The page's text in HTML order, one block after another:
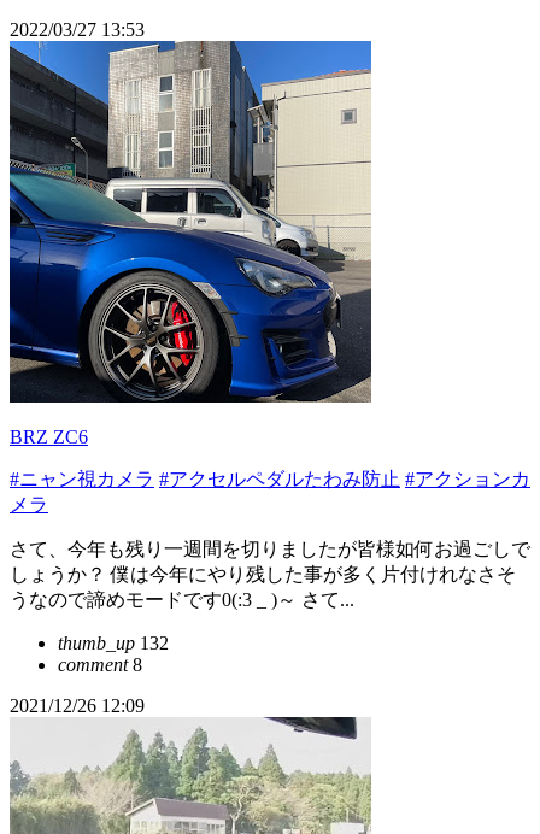
2022/03/27 13:53
BRZ ZC6
#ニャン視カメラ #アクセルペダルたわみ防止 #アクションカ
メラ
さて、今年も残り一週間を切りましたが皆様如何お過ごしで
しょうか？ 僕は今年にやり残した事が多く片付けれなさそ
うなので諦めモードです0(:3 _ )～ さて...
thumb_up 132
comment8
2021/12/26 12:09